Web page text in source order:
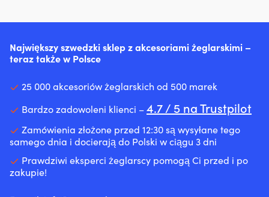
Największy szwedzki sklep z akcesoriami żeglarskimi –
teraz także w Polsce
25 000 akcesoriów żeglarskich od 500 marek
Bardzo zadowoleni klienci –4.7 / 5 na Trustpilot
Zamówienia złożone przed 12:30 są wysyłane tego
samego dnia i docierają do Polski w ciągu 3 dni
Prawdziwi eksperci żeglarscy pomogą Ci przed i po
zakupie!